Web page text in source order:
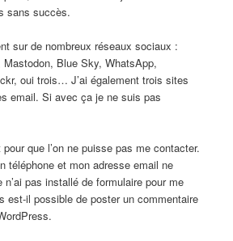
sans succès.
sur de nombreux réseaux sociaux :
Mastodon, Blue Sky, WhatsApp,
oui trois… J’ai également trois sites
email. Si avec ça je ne suis pas
que l’on ne puisse pas me contacter.
téléphone et mon adresse email ne
pas installé de formulaire pour me
est-il possible de poster un commentaire